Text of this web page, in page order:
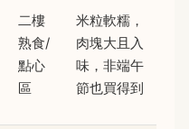
二樓
熟食/
點心
區
米粒軟糯，
肉塊大且入
味，非端午
節也買得到